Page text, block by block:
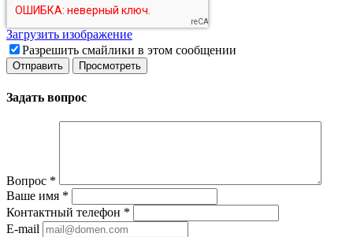
Загрузить изображение
Разрешить смайлики в этом сообщении
Задать вопрос
Вопрос *
Ваше имя *
Контактный телефон *
E-mail